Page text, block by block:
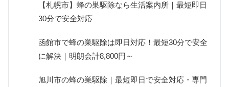
【札幌市】蜂の巣駆除なら生活案内所｜最短即日
30分で安全対応
函館市で蜂の巣駆除は即日対応！最短30分で安全
に解決｜明朗会計8,800円～
旭川市の蜂の巣駆除｜最短即日で安全対応・専門